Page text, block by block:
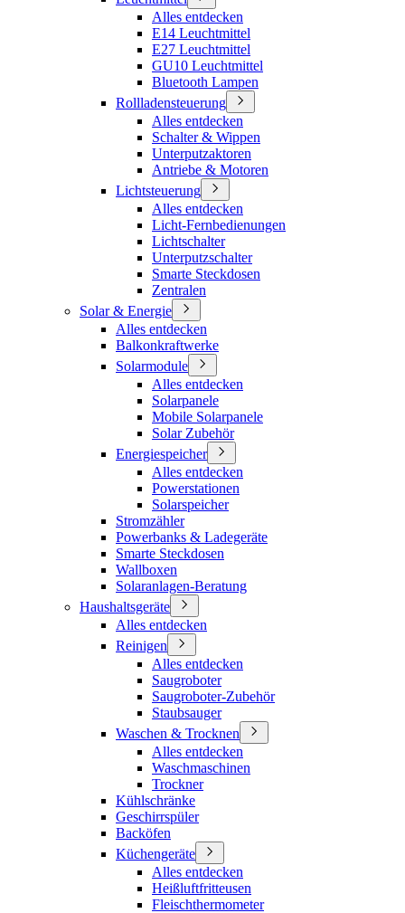
Alles entdecken
E14 Leuchtmittel
E27 Leuchtmittel
GU10 Leuchtmittel
Bluetooth Lampen
Rollladensteuerung
Alles entdecken
Schalter & Wippen
Unterputzaktoren
Antriebe & Motoren
Lichtsteuerung
Alles entdecken
Licht-Fernbedienungen
Lichtschalter
Unterputzschalter
Smarte Steckdosen
Zentralen
Solar & Energie
Alles entdecken
Balkonkraftwerke
Solarmodule
Alles entdecken
Solarpanele
Mobile Solarpanele
Solar Zubehör
Energiespeicher
Alles entdecken
Powerstationen
Solarspeicher
Stromzähler
Powerbanks & Ladegeräte
Smarte Steckdosen
Wallboxen
Solaranlagen-Beratung
Haushaltsgeräte
Alles entdecken
Reinigen
Alles entdecken
Saugroboter
Saugroboter-Zubehör
Staubsauger
Waschen & Trocknen
Alles entdecken
Waschmaschinen
Trockner
Kühlschränke
Geschirrspüler
Backöfen
Küchengeräte
Alles entdecken
Heißluftfritteusen
Fleischthermometer